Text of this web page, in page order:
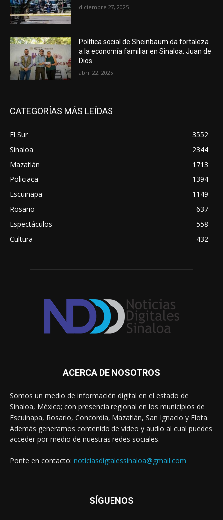
diciembre 27, 2025
Política social de Sheinbaum da fortaleza
a la economía familiar en Sinaloa: Juan de
Dios
abril 22, 2026
CATEGORÍAS MÁS LEÍDAS
El Sur
3552
Sinaloa
2344
Mazatlán
1713
Policiaca
1394
Escuinapa
1149
Rosario
637
Espectáculos
558
Cultura
432
ACERCA DE NOSOTROS
Somos un medio de información digital en el estado de
Sinaloa, México; con presencia regional en los municipios de
Escuinapa, Rosario, Concordia, Mazatlán, San Ignacio y Elota.
Además generamos contenido de video y audio al cual puedes
acceder por medio de nuestras redes sociales.
Ponte en contacto: noticiasdigtalessinaloa@gmail.com
SÍGUENOS